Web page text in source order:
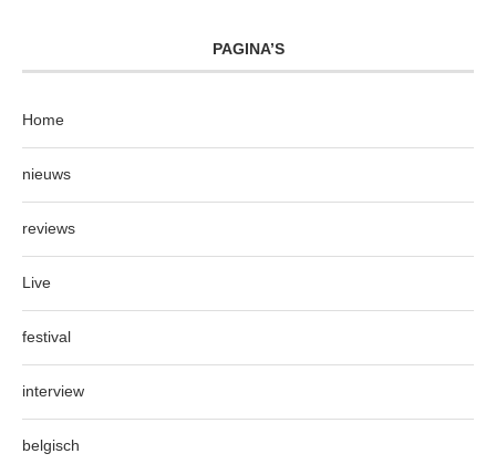
PAGINA’S
Home
nieuws
reviews
Live
festival
interview
belgisch